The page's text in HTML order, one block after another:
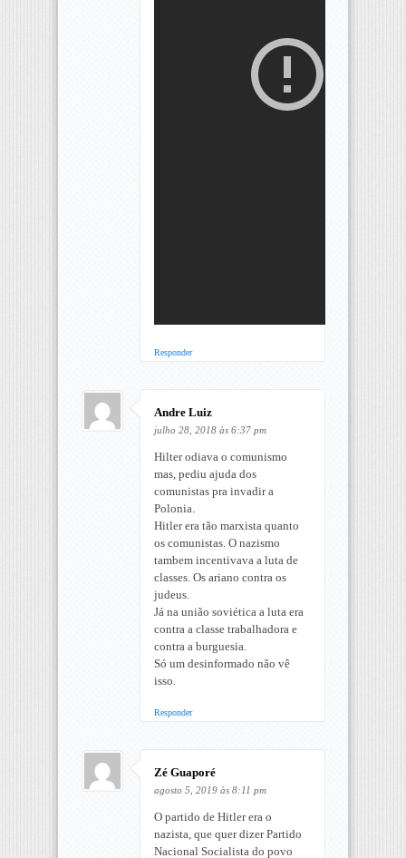
Responder
Andre Luiz
julho 28, 2018 às 6:37 pm
Hilter odiava o comunismo
mas, pediu ajuda dos
comunistas pra invadir a
Polonia.
Hitler era tão marxista quanto
os comunistas. O nazismo
tambem incentivava a luta de
classes. Os ariano contra os
judeus.
Já na união soviética a luta era
contra a classe trabalhadora e
contra a burguesia.
Só um desinformado não vê
isso.
Responder
Zé Guaporé
agosto 5, 2019 às 8:11 pm
O partido de Hitler era o
nazista, que quer dizer Partido
Nacional Socialista do povo